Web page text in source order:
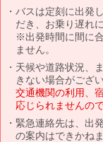
バスは定刻に出発
だき、お乗り遅れ
※出発時間に間に
ません。
天候や道路状況、
きない場合がござい
交通機関の利用、
応じられませんの
緊急連絡先は、出
の案内はできかねま